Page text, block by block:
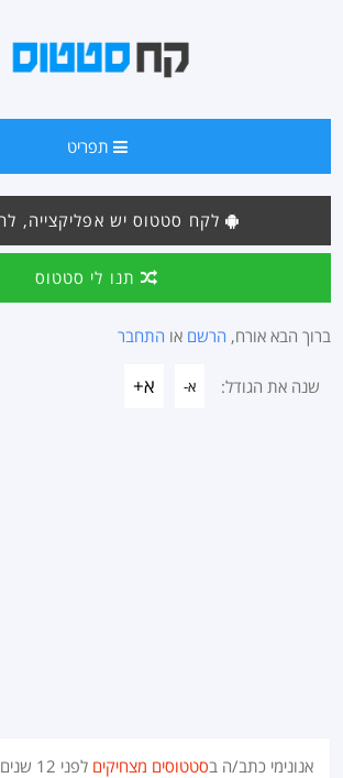
תפריט
לקח סטטוס יש אפליקצייה,
תנו לי סטטוס
ברוך הבא אורח, הרשם או התחבר
שנה את הגודל: א- א+
אנונימי כתב/ה בסטטוסים מצחיקים לפני 12 שנים